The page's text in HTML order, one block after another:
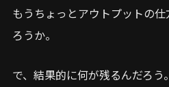
もうちょっとアウトプットの
ろうか。
で、結果的に何が残るんだろ